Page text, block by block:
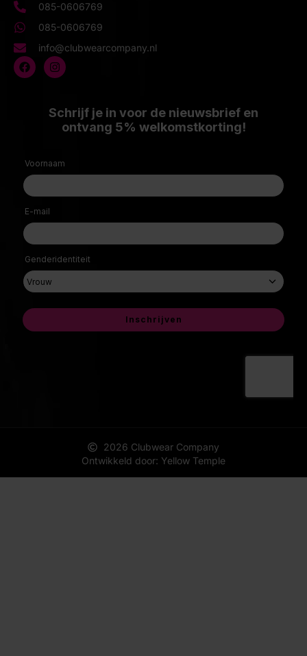
085-0606769
085-0606769
info@clubwearcompany.nl
2026 Clubwear Company
Ontwikkeld door: Yellow Temple